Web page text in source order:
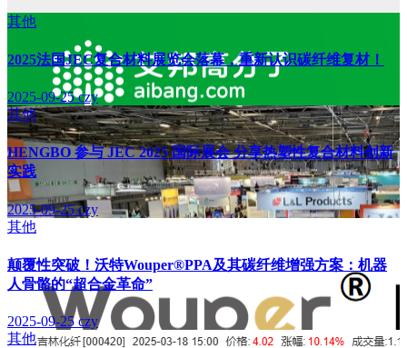
其他
2025法国JEC复合材料展览会落幕，重新认识碳纤维复材！
2025-09-25czy
其他
HENGBO 参与 JEC 2025 国际展会 分享热塑性复合材料创新
实践
2025-09-25czy
其他
颠覆性突破！沃特Wouper®PPA及其碳纤维增强方案：机器
人骨骼的“超合金革命”
2025-09-25 czy
其他